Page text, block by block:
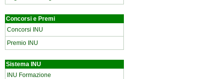
Concorsi e Premi
Concorsi INU
Premio INU
Sistema INU
INU Formazione